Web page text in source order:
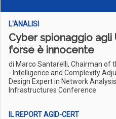
L'ANALISI
Cyber spionaggio agli
forse è innocente
di Marco Santarelli, Chairman of
- Intelligence and Complexity
Design Expert in Network
Infrastructures Conference
IL REPORT AGID-CERT